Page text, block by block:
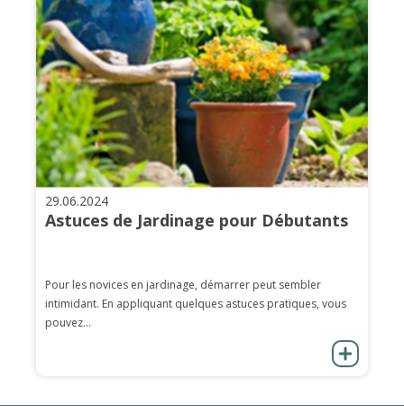
29.06.2024
Astuces de Jardinage pour Débutants
Pour les novices en jardinage, démarrer peut sembler
intimidant. En appliquant quelques astuces pratiques, vous
pouvez...